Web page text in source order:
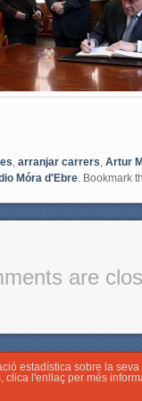
, arranjar carrers, Artur
Móra d'Ebre. Bookmark
are
estadística sobre la
, clica l'enllaç per més